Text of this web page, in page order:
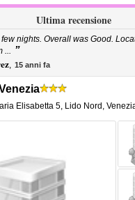
Ultima recensione
nights. Overall was Good.
... ”
, 15 anni fa
Elisabetta 5, Lido Nord,